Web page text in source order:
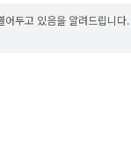
두고 있음을 알려드립니다.